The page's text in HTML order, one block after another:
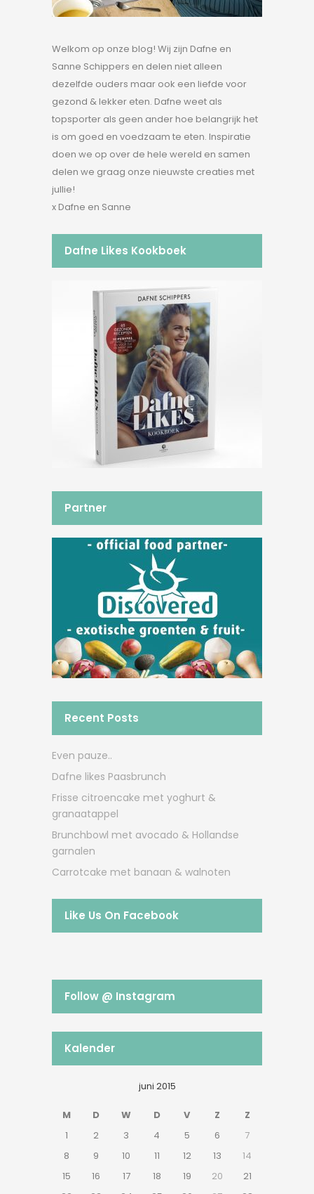
Welkom op onze blog! Wij zijn Dafne en
Sanne Schippers en delen niet alleen
dezelfde ouders maar ook een liefde voor
gezond & lekker eten. Dafne weet als
topsporter als geen ander hoe belangrijk het
is om goed en voedzaam te eten. Inspiratie
doen we op over de hele wereld en samen
delen we graag onze nieuwste creaties met
jullie!
x Dafne en Sanne
Dafne Likes Kookboek
Partner
Recent Posts
Even pauze..
Dafne likes Paasbrunch
Frisse citroencake met yoghurt &
granaatappel
Brunchbowl met avocado & Hollandse
garnalen
Carrotcake met banaan & walnoten
Like Us On Facebook
Follow @ Instagram
Kalender
juni 2015
M D W D V Z
Z
1
2 3 4 5 6
7
8
9 10 11 12 13
14
15
16 17 18 19 20
21